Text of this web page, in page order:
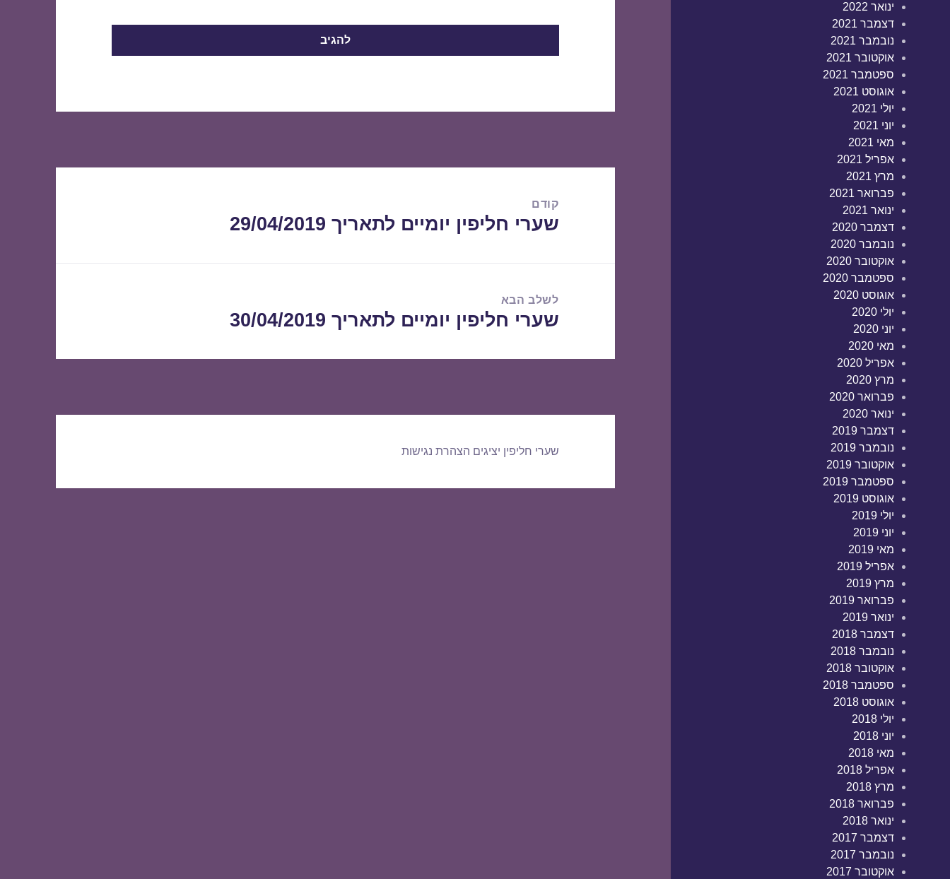
ינואר 2022
דצמבר 2021
נובמבר 2021
אוקטובר 2021
ספטמבר 2021
אוגוסט 2021
יולי 2021
יוני 2021
מאי 2021
אפריל 2021
מרץ 2021
פברואר 2021
ינואר 2021
דצמבר 2020
נובמבר 2020
אוקטובר 2020
ספטמבר 2020
אוגוסט 2020
יולי 2020
יוני 2020
מאי 2020
אפריל 2020
מרץ 2020
פברואר 2020
ינואר 2020
דצמבר 2019
נובמבר 2019
אוקטובר 2019
ספטמבר 2019
אוגוסט 2019
יולי 2019
יוני 2019
מאי 2019
אפריל 2019
מרץ 2019
פברואר 2019
ינואר 2019
דצמבר 2018
נובמבר 2018
אוקטובר 2018
ספטמבר 2018
אוגוסט 2018
יולי 2018
יוני 2018
מאי 2018
אפריל 2018
מרץ 2018
פברואר 2018
ינואר 2018
דצמבר 2017
נובמבר 2017
אוקטובר 2017
קודם
הפוסט
שערי חליפין יומיים לתאריך 29/04/2019
לשלב הבא
הפוסט
שערי חליפין יומיים לתאריך 30/04/2019
שערי חליפין יציגים הצהרת נגישות